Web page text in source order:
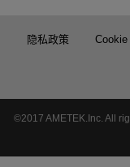
隐私政策 Cookie
©2017 AMETEK.Inc. All